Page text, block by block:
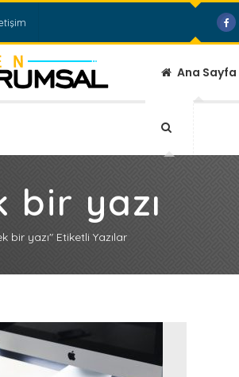
Ana Sayfa
bir yazı
bir yazı" Etiketli Yazılar